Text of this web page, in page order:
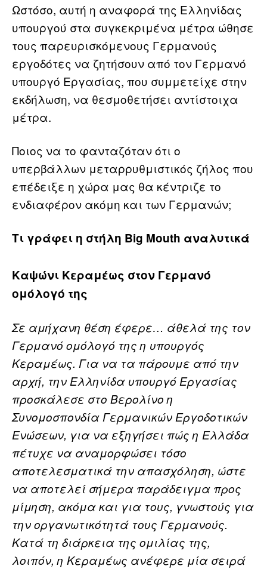
Ωστόσο, αυτή η αναφορά της Ελληνίδας
υπουργού στα συγκεκριμένα μέτρα ώθησε
τους παρευρισκόμενους Γερμανούς
εργοδότες να ζητήσουν από τον Γερμανό
υπουργό Εργασίας, που συμμετείχε στην
εκδήλωση, να θεσμοθετήσει αντίστοιχα
μέτρα.
Ποιος να το φανταζόταν ότι ο
υπερβάλλων μεταρρυθμιστικός ζήλος που
επέδειξε η χώρα μας θα κέντριζε το
ενδιαφέρον ακόμη και των Γερμανών;
Τι γράφει η στήλη Big Mouth αναλυτικά
Καψώνι Κεραμέως στον Γερμανό
ομόλογό της
Σε αμήχανη θέση έφερε… άθελά της τον
Γερμανό ομόλογό της η υπουργός
Κεραμέως. Για να τα πάρουμε από την
αρχή, την Ελληνίδα υπουργό Εργασίας
προσκάλεσε στο Βερολίνο η
Συνομοσπονδία Γερμανικών Εργοδοτικών
Ενώσεων, για να εξηγήσει πώς η Ελλάδα
πέτυχε να αναμορφώσει τόσο
αποτελεσματικά την απασχόληση, ώστε
να αποτελεί σήμερα παράδειγμα προς
μίμηση, ακόμα και για τους, γνωστούς για
την οργανωτικότητά τους Γερμανούς.
Κατά τη διάρκεια της ομιλίας της,
λοιπόν, η Κεραμέως ανέφερε μία σειρά